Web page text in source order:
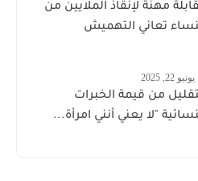
مهنة لإنقاذ الملايين من
تعاني التهميش
يونيو 22, 2025
من قيمة الخبرات
"لا يعني أنني امرأة...